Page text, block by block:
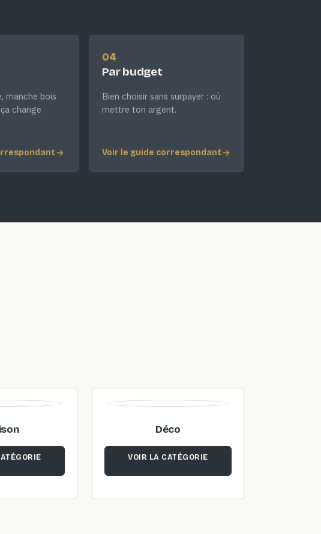
manche bois
change
04
Par budget
Bien choisir sans surpayer : où
mettre ton argent.
Voir le guide correspondant
Déco
VOIR LA CATÉGORIE